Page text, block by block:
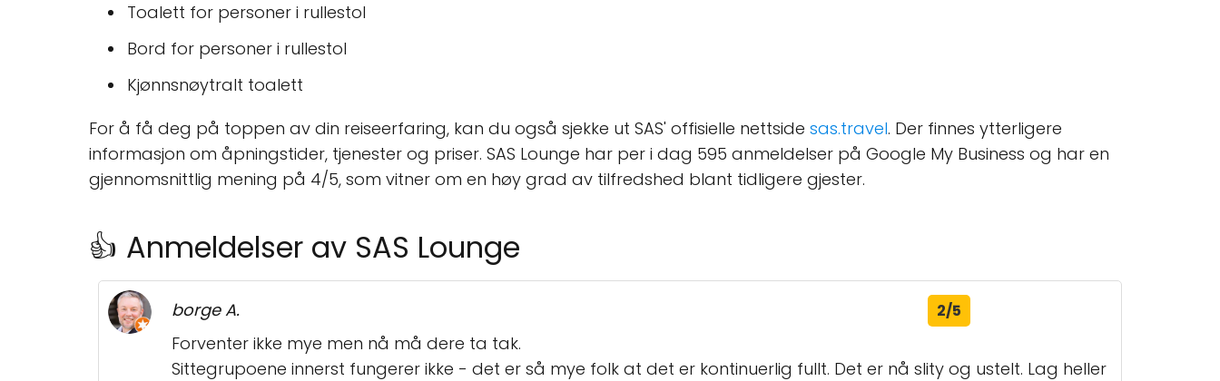
Toalett for personer i rullestol
Bord for personer i rullestol
Kjønnsnøytralt toalett
For å få deg på toppen av din reiseerfaring, kan du også sjekke ut SAS' offisielle nettside sas.travel. Der finnes ytterligere
informasjon om åpningstider, tjenester og priser. SAS Lounge har per i dag 595 anmeldelser på Google My Business og har en
gjennomsnittlig mening på 4/5, som vitner om en høy grad av tilfredshed blant tidligere gjester.
👍 Anmeldelser av SAS Lounge
borge A. 2/5
Forventer ikke mye men nå må dere ta tak.
Sittegrupoene innerst fungerer ikke - det er så mye folk at det er kontinuerlig fullt. Det er nå slity og ustelt. Lag heller